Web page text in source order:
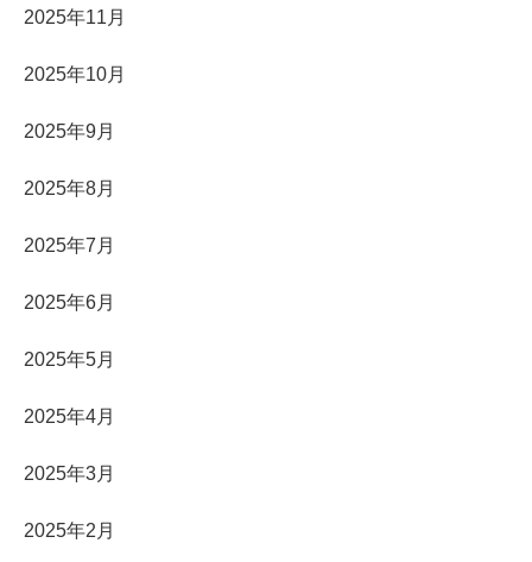
2025年11月
2025年10月
2025年9月
2025年8月
2025年7月
2025年6月
2025年5月
2025年4月
2025年3月
2025年2月